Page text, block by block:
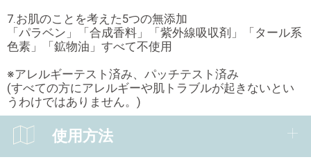
7.お肌のことを考えた5つの無添加
「パラベン」「合成香料」「紫外線吸収剤」「タール系
色素」「鉱物油」すべて不使用
※アレルギーテスト済み、パッチテスト済み
(すべての方にアレルギーや肌トラブルが起きないとい
うわけではありません。)
使用方法